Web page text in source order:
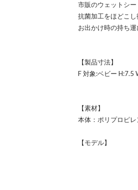
市販のウェットシー
抗菌加工をほどこし
お出かけ時の持ち
【製品寸法】
F 対象:ベビー H:7.5
【素材】
本体：ポリプロピレ
【モデル】